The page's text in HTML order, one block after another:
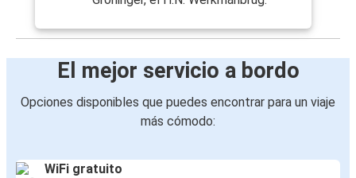
El mejor servicio a bordo
Opciones disponibles que puedes encontrar para un viaje
más cómodo:
WiFi gratuito